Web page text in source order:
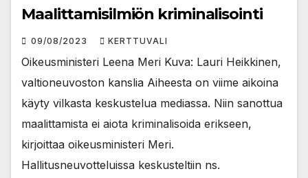
Maalittamisilmiön kriminalisointi
09/08/2023 KERTTUVALI
Oikeusministeri Leena Meri Kuva: Lauri Heikkinen,
valtioneuvoston kanslia Aiheesta on viime aikoina
käyty vilkasta keskustelua mediassa. Niin sanottua
maalittamista ei aiota kriminalisoida erikseen,
kirjoittaa oikeusministeri Meri.
Hallitusneuvotteluissa keskusteltiin ns.